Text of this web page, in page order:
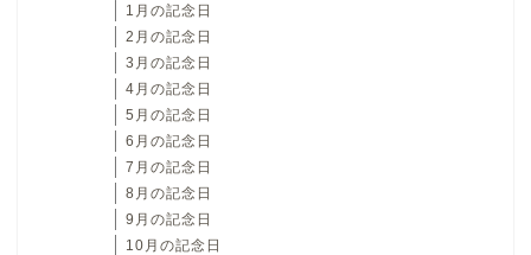
1月の記念日
2月の記念日
3月の記念日
4月の記念日
5月の記念日
6月の記念日
7月の記念日
8月の記念日
9月の記念日
10月の記念日